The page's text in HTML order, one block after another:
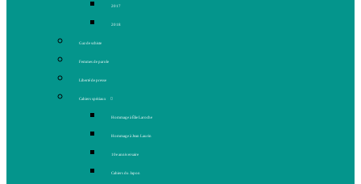
2017
2018
Gaz de schiste
Femmes de parole
Liberté de presse
Cahiers spéciaux
Hommage à Élie Laroche
Hommage à Jean Laurin
10e anniversaire
Cahiers du Japon